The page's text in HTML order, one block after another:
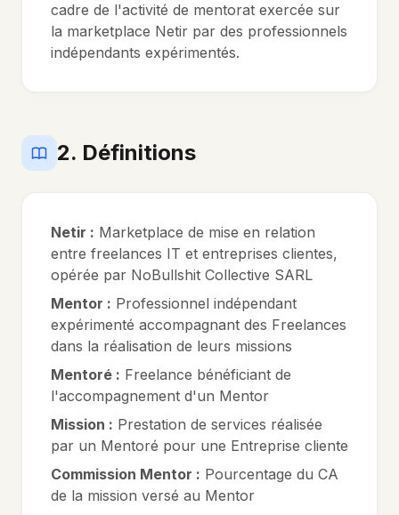
cadre de l'activité de mentorat exercée sur
la marketplace Netir par des professionnels
indépendants expérimentés.
2. Définitions
Netir : Marketplace de mise en relation
entre freelances IT et entreprises clientes,
opérée par NoBullshit Collective SARL
Mentor : Professionnel indépendant
expérimenté accompagnant des Freelances
dans la réalisation de leurs missions
Mentoré : Freelance bénéficiant de
l'accompagnement d'un Mentor
Mission : Prestation de services réalisée
par un Mentoré pour une Entreprise cliente
Commission Mentor : Pourcentage du CA
de la mission versé au Mentor